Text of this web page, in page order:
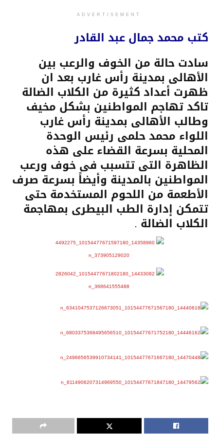
ADVERTISEMENT
كتب محمد جمال عبد القادر
سادت حالة من الخوف والرعب بين
الأهالى بمدينة رأس غارب بعد ان
ظهرت أعداد كثيرة من الكلاب الضالة
تاكد تهاجم المواطنين بشكل مخيف
وطالب الأهالى بمدينة رأس غارب
اللواء محمد حلمى رئيس الوحدة
المحلية بسرعة القضاء على هذه
الظاهرة التى تتسبب فى خوف ورعب
المواطنين بالمدينة وأيضاً بسرعة صرف
الأطعمة من اللحوم المستخدمة حتى
تتمكن إدارة الطب البيطرى بمهاجمة
الكلاب الضالة .